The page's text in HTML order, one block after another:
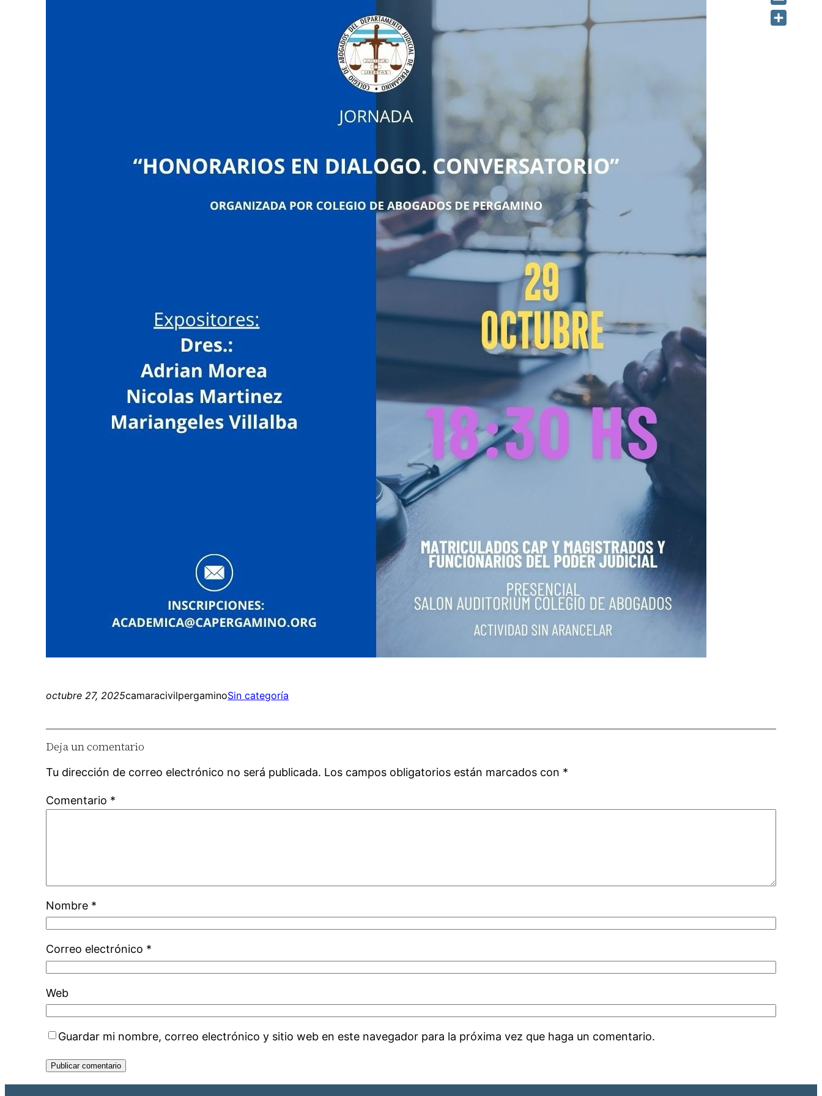
octubre 27, 2025camaracivilpergaminoSin categoría
Deja un comentario
Tu dirección de correo electrónico no será publicada. Los campos obligatorios están marcados con *
Comentario *
Nombre *
Correo electrónico *
Web
Guardar mi nombre, correo electrónico y sitio web en este navegador para la próxima vez que haga un comentario.
Email